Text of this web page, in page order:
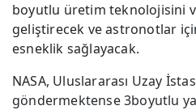
boyutlu üretim teknolojisini
geliştirecek ve astronotlar
esneklik sağlayacak.
NASA, Uluslararası Uzay
göndermektense 3boyutlu